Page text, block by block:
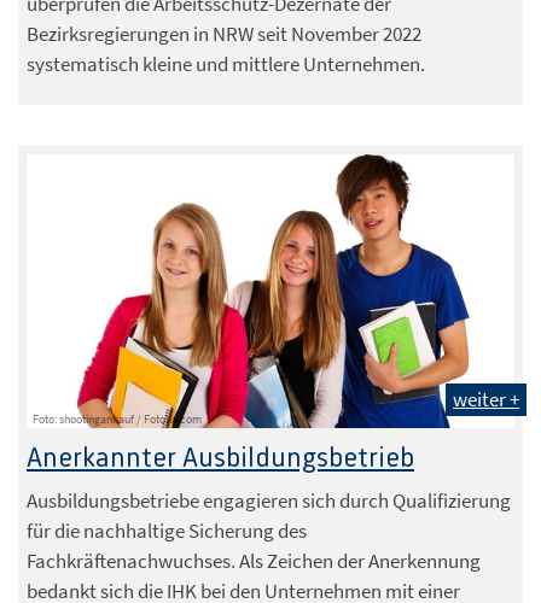
Bezirksregierungen in NRW seit November 2022
systematisch kleine und mittlere Unternehmen.
Foto: shootingankauf / Fotolia.com
weiter +
Anerkannter Ausbildungsbetrieb
Ausbildungsbetriebe engagieren sich durch Qualifizierung
für die nachhaltige Sicherung des
Fachkräftenachwuchses. Als Zeichen der Anerkennung
bedankt sich die IHK bei den Unternehmen mit einer